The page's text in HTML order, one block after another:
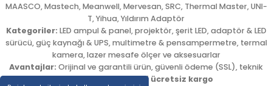
MAASCO, Mastech, Meanwell, Mervesan, SRC, Thermal Master, UNI-
T, Yihua, Yıldırım Adaptör
Kategoriler: LED ampul & panel, projektör, şerit LED, adaptör & LED
sürücü, güç kaynağı & UPS, multimetre & pensampermetre, termal
kamera, lazer mesafe ölçer ve aksesuarlar
Avantajlar: Orijinal ve garantili ürün, güvenli ödeme (SSL), teknik
destek,5.000 TL üzeri ücretsiz kargo